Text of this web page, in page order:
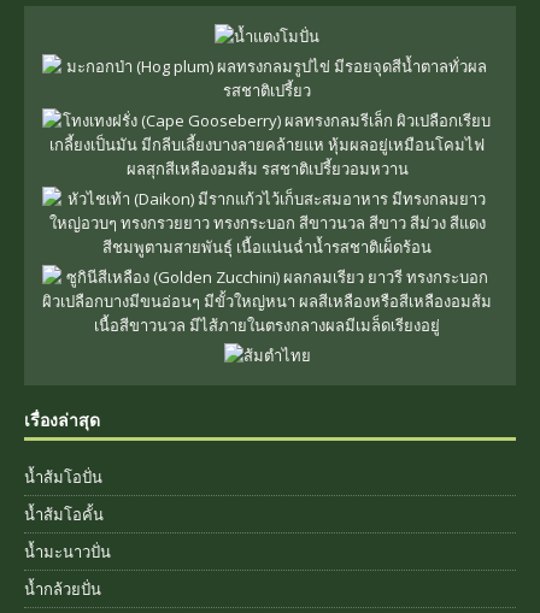
เรื่องล่าสุด
น้ำส้มโอปั่น
น้ำส้มโอคั้น
น้ำมะนาวปั่น
น้ำกล้วยปั่น